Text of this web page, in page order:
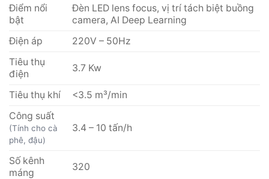
Điểm nổi
bật
Đèn LED lens focus, vị trí tách biệt buồng
camera, AI Deep Learning
Điện áp
220V – 50Hz
Tiêu thụ
điện
3.7 Kw
Tiêu thụ khí
<3.5 m³/min
Công suất
(Tính cho cà
phê, đậu)
3.4 – 10 tấn/h
Số kênh
máng
320